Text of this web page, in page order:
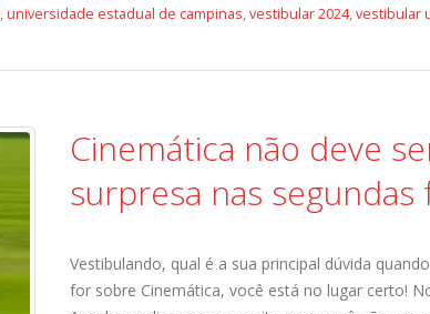
,universidade estadual de campinas,vestibular 2024,vestibular
Cinemática não deve
surpresa nas segundas
Vestibulando, qual é a sua principal dúvida
for sobre Cinemática, você está no lugar certo!